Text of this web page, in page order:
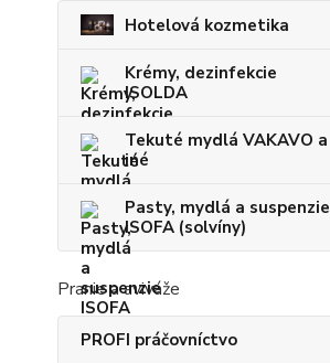
Hotelová kozmetika
Krémy, dezinfekcie
ISOLDA
Tekuté mydlá VAKAVO a
iné
Pasty, mydlá a suspenzie
ISOFA (solvíny)
Pranie a aviváže
PROFI práčovníctvo